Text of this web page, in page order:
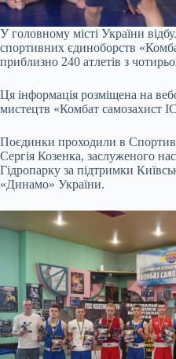
У головному місті України
спортивних єдиноборств
приблизно 240 атлетів з
Ця інформація розміщена на
мистецтв «Комбат самозахист
Поєдинки проходили в
Сергія Козенка, заслуженого
Гідропарку за підтримки
«Динамо» України.